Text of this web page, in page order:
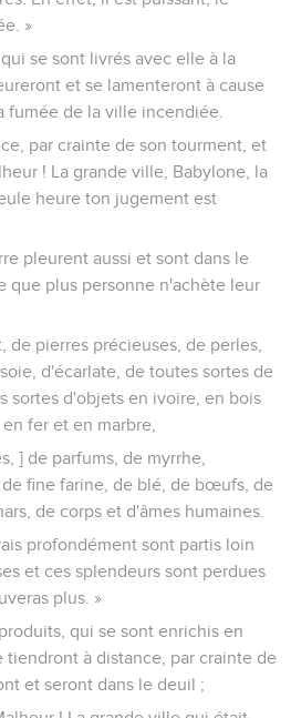
»
se sont livrés avec elle à la
et se lamenteront à cause
fumée de la ville incendiée.
par crainte de son tourment, et
! La grande ville, Babylone, la
heure ton jugement est
pleurent aussi et sont dans le
que plus personne n'achète leur
de pierres précieuses, de perles,
d'écarlate, de toutes sortes de
sortes d'objets en ivoire, en bois
fer et en marbre,
] de parfums, de myrrhe,
fine farine, de blé, de bœufs, de
de corps et d'âmes humaines.
profondément sont partis loin
et ces splendeurs sont perdues
plus. »
qui se sont enrichis en
tiendront à distance, par crainte de
et seront dans le deuil ;